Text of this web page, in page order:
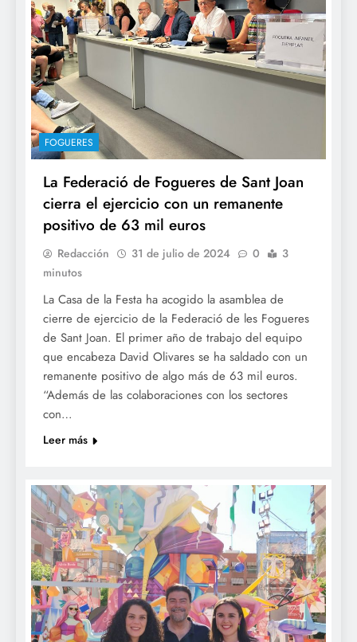
FOGUERES
La Federació de Fogueres de Sant Joan
cierra el ejercicio con un remanente
positivo de 63 mil euros
Redacción 31 de julio de 2024 0
3
minutos
La Casa de la Festa ha acogido la asamblea de
cierre de ejercicio de la Federació de les Fogueres
de Sant Joan. El primer año de trabajo del equipo
que encabeza David Olivares se ha saldado con un
remanente positivo de algo más de 63 mil euros.
“Además de las colaboraciones con los sectores
con…
Leer más